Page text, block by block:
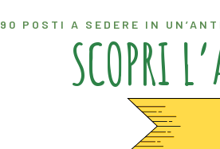
90 POSTI A SEDERE IN
SCOPRI